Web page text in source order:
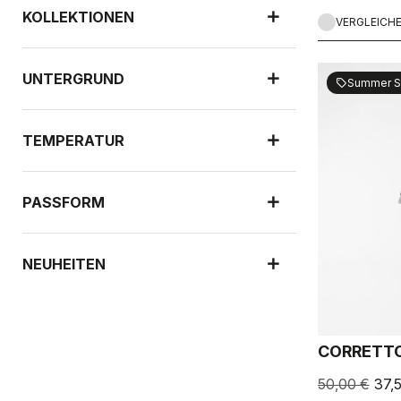
KOLLEKTIONEN
UNTERGRUND
TEMPERATUR
PASSFORM
NEUHEITEN
sellSummer
50,00 €